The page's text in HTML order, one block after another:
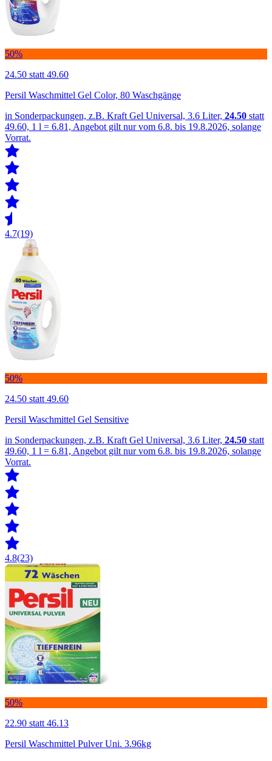
50%
24.50 statt 49.60
Persil Waschmittel Gel Color, 80 Waschgänge
in Sonderpackungen, z.B. Kraft Gel Universal, 3.6 Liter, 24.50 statt
49.60, 1 l = 6.81, Angebot gilt nur vom 6.8. bis 19.8.2026, solange
Vorrat.
4.7(19)
50%
24.50 statt 49.60
Persil Waschmittel Gel Sensitive
in Sonderpackungen, z.B. Kraft Gel Universal, 3.6 Liter, 24.50 statt
49.60, 1 l = 6.81, Angebot gilt nur vom 6.8. bis 19.8.2026, solange
Vorrat.
4.8(23)
50%
22.90 statt 46.13
Persil Waschmittel Pulver Uni. 3.96kg